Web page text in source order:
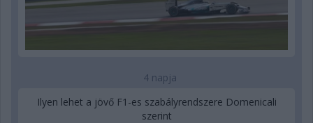
4 napja
Ilyen lehet a jövő F1-es szabályrendszere Domenicali
szerint